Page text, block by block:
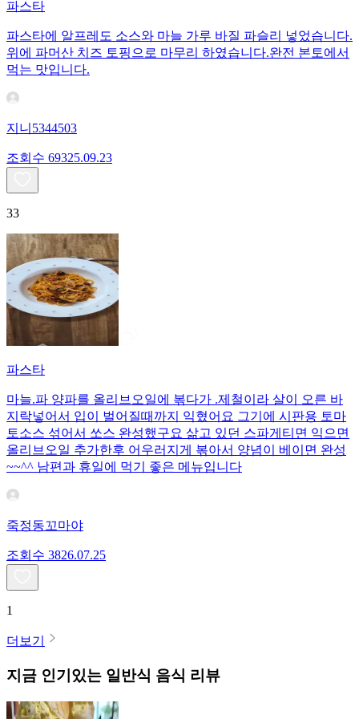
파스타
파스타에 알프레도 소스와 마늘 가루 바질 파슬리 넣었습니다.
위에 파머산 치즈 토핑으로 마무리 하였습니다.완전 본토에서
먹는 맛입니다.
지니5344503
조회수 69325.09.23
33
파스타
마늘.파 양파를 올리브오일에 볶다가 .제철이라 살이 오른 바
지락넣어서 입이 벌어질때까지 익혔어요 그기에 시판용 토마
토소스 섞어서 쏘스 완성했구요 삶고 있던 스파게티면 익으면
올리브오일 추가한후 어우러지게 볶아서 양념이 베이면 완성
~~^^ 남편과 휴일에 먹기 좋은 메뉴입니다
죽정동꼬마야
조회수 3826.07.25
1
더보기
지금 인기있는 일반식 음식 리뷰